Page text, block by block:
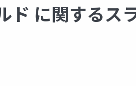
ド に関するス